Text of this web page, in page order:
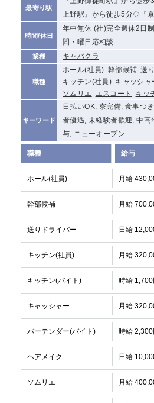
最寄り駅
上野駅』から徒歩5分◇『
時間/休日
年中無休 (社)完全週休2日
間・曜日応相談
業種 キャバクラ
職種
ホール(社員) 幹部候補 送
キッチン(社員) キャッシャ
ソムリエ
エスコート キッ
キーワード
日払いOK, 寮完備, 食事つ
者優遇, 未経験者歓迎, 中
与, ニューオープン
職種 給与
ホール(社員) 月給
幹部候補 月給
送りドライバー 日給
キッチン(社員) 月給
キッチン(バイト) 時給
キャッシャー 月給
バーテンダー(バイト) 時給
ヘアメイク 日給
ソムリエ 月給
船橋
津田沼
千葉
西船橋
柏（西口）
柏（東口）
下総中山
茂原
松戸
八千代台
本八幡
栃木県
宇都宮
小山
東武宇都宮（宇都宮西口）
茨城県
土浦 ひたち野
群馬県
高崎 館林
0 選択